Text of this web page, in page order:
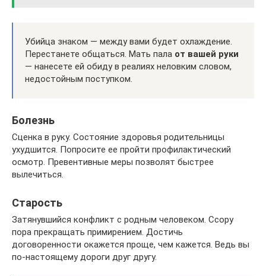
Убийца знаком — между вами будет охлаждение.
Перестанете общаться. Мать пала от вашей руки
— нанесете ей обиду в реалиях неловким словом,
недостойным поступком.
Болезнь
Сценка в руку. Состояние здоровья родительницы
ухудшится. Попросите ее пройти профилактический
осмотр. Превентивные меры позволят быстрее
вылечиться.
Старость
Затянувшийся конфликт с родным человеком. Ссору
пора прекращать примирением. Достичь
договоренности окажется проще, чем кажется. Ведь вы
по-настоящему дороги друг другу.